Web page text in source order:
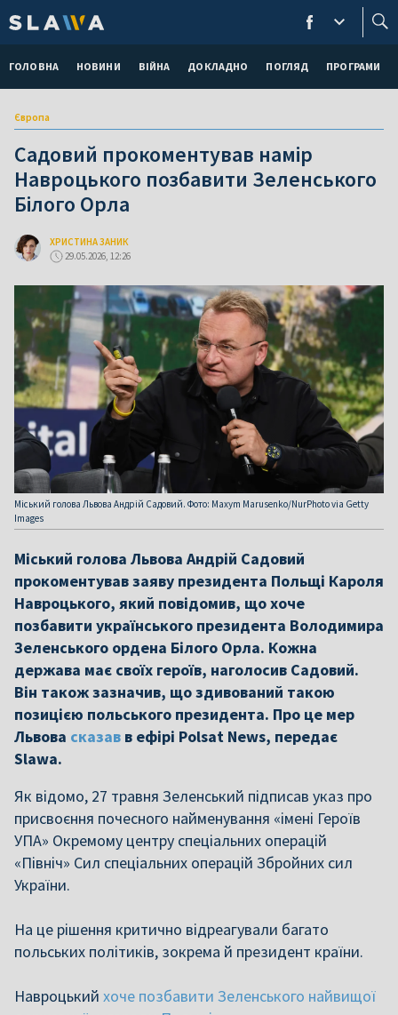
ГОЛОВНА НОВИНИ ВІЙНА ДОКЛАДНО ПОГЛЯД ПРОГРАМИ
Європа
Садовий прокоментував намір
Навроцького позбавити Зеленського
Білого Орла
ХРИСТИНА ЗАНИК
29.05.2026, 12:26
Міський голова Львова Андрій Садовий. Фото: Maxym Marusenko/NurPhoto via Getty
Images
Міський голова Львова Андрій Садовий
прокоментував заяву президента Польщі Кароля
Навроцького, який повідомив, що хоче
позбавити українського президента Володимира
Зеленського ордена Білого Орла. Кожна
держава має своїх героїв, наголосив Садовий.
Він також зазначив, що здивований такою
позицією польського президента. Про це мер
Львова сказав в ефірі Polsat News, передає
Slawa.
Як відомо, 27 травня Зеленський підписав указ про
присвоєння почесного найменування «імені Героїв
УПА» Окремому центру спеціальних операцій
«Північ» Сил спеціальних операцій Збройних сил
України.
На це рішення критично відреагували багато
польських політиків, зокрема й президент країни.
Навроцький хоче позбавити Зеленського найвищої